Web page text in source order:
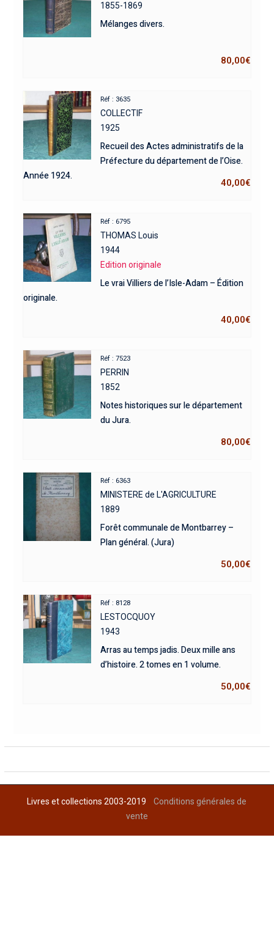
1855-1869
Mélanges divers.
80,00€
Réf : 3635
COLLECTIF
1925
Recueil des Actes administratifs de la
Préfecture du département de l’Oise.
Année 1924.
40,00€
Réf : 6795
THOMAS Louis
1944
Edition originale
Le vrai Villiers de l’Isle-Adam – Édition
originale.
40,00€
Réf : 7523
PERRIN
1852
Notes historiques sur le département
du Jura.
80,00€
Réf : 6363
MINISTERE de L'AGRICULTURE
1889
Forêt communale de Montbarrey –
Plan général. (Jura)
50,00€
Réf : 8128
LESTOCQUOY
1943
Arras au temps jadis. Deux mille ans
d’histoire. 2 tomes en 1 volume.
50,00€
Livres et collections 2003-2019Conditions générales de
vente